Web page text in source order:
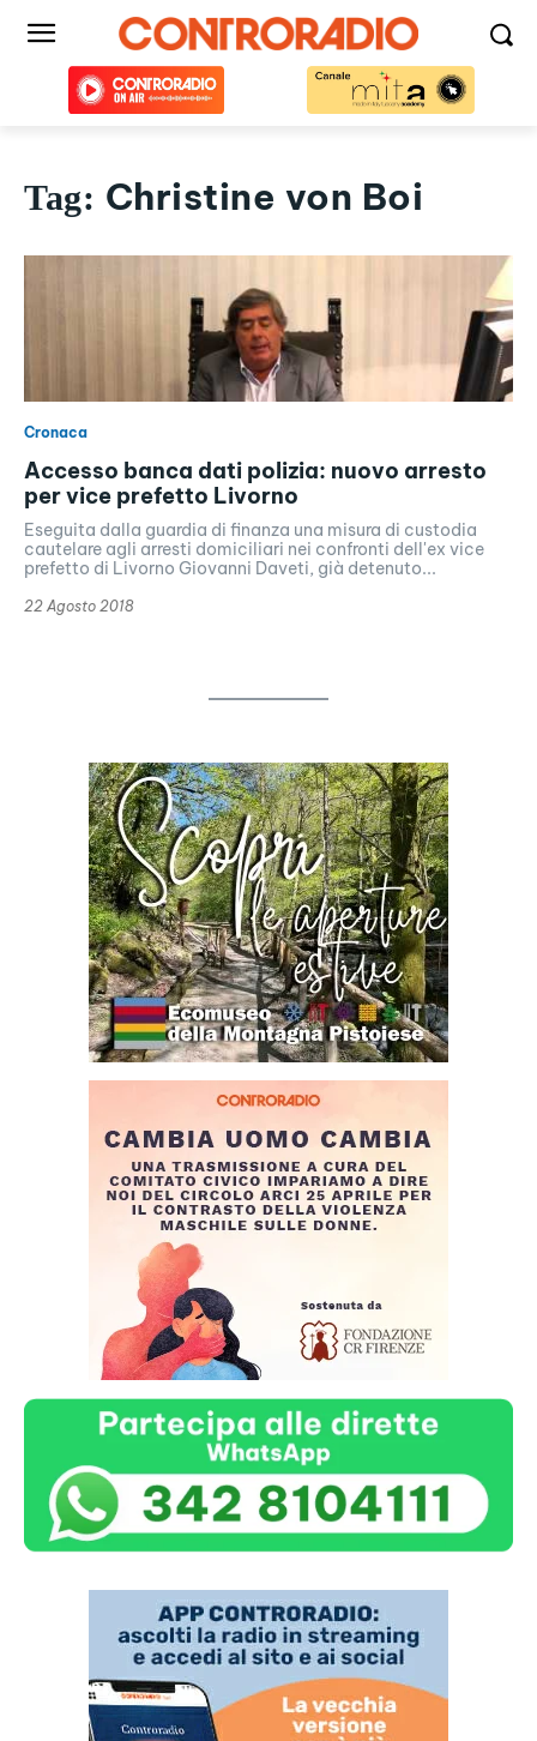
Tag: Christine von Boi
Cronaca
Accesso banca dati polizia: nuovo arresto
per vice prefetto Livorno
Eseguita dalla guardia di finanza una misura di custodia
cautelare agli arresti domiciliari nei confronti dell'ex vice
prefetto di Livorno Giovanni Daveti, già detenuto...
22 Agosto 2018